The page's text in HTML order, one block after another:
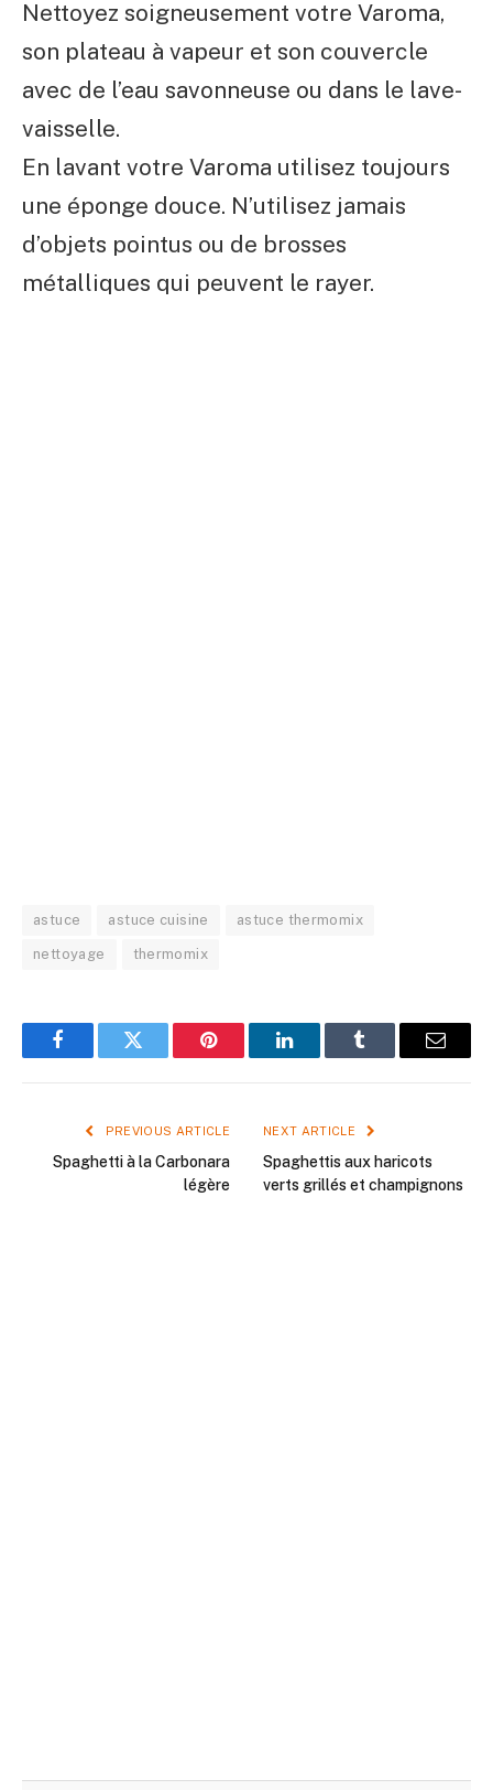
Nettoyez soigneusement votre Varoma,
son plateau à vapeur et son couvercle
avec de l’eau savonneuse ou dans le lave-
vaisselle.
En lavant votre Varoma utilisez toujours
une éponge douce. N’utilisez jamais
d’objets pointus ou de brosses
métalliques qui peuvent le rayer.
astuce astuce cuisine astuce thermomix
nettoyage thermomix
FacebookTwitter Pinterest LinkedInTumblr Email
PREVIOUS ARTICLE
Spaghetti à la Carbonara
légère
NEXT ARTICLE
Spaghettis aux haricots
verts grillés et champignons